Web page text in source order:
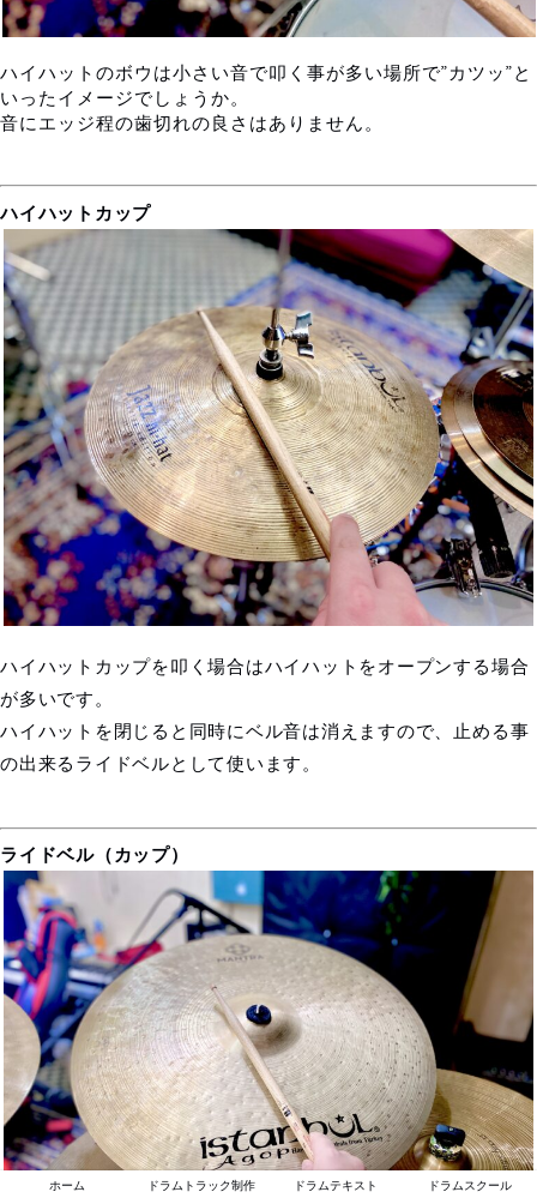
ハイハットのボウは小さい音で叩く事が多い場所で”カツッ”と
いったイメージでしょうか。
音にエッジ程の歯切れの良さはありません。
ハイハットカップ
ハイハットカップを叩く場合はハイハットをオープンする場合
が多いです。
ハイハットを閉じると同時にベル音は消えますので、止める事
の出来るライドベルとして使います。
ライドベル（カップ）
ホーム ドラムトラック制作 ドラムテキスト ドラムスクール